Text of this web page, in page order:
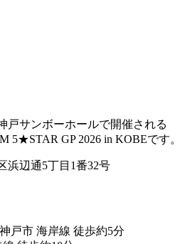
戸サンボーホールで開催される
5★STAR GP 2026 in KOBEです。
浜辺通5丁目1番32号
神戸市 海岸線 徒歩約5分